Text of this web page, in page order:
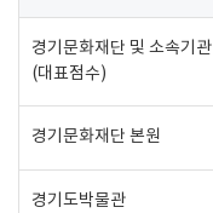
경기문화재단 및 소속기관
(대표점수)
경기문화재단 본원
경기도박물관